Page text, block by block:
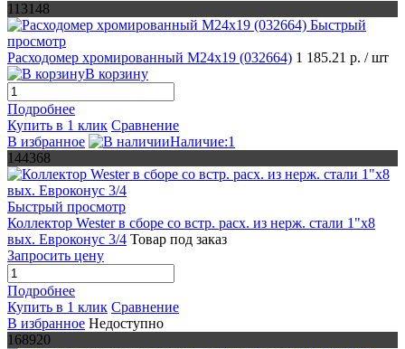
113148
Быстрый
просмотр
Расходомер хромированный М24х19 (032664) 1 185.21 р. / шт
В корзину
Подробнее
Купить в 1 клик Сравнение
В избранное
Наличие:1
144368
Быстрый просмотр
Коллектор Wester в сборе со встр. расх. из нерж. стали 1"х8
вых. Евроконус 3/4 Товар под заказ
Запросить цену
Подробнее
Купить в 1 клик Сравнение
В избранное Недоступно
168920